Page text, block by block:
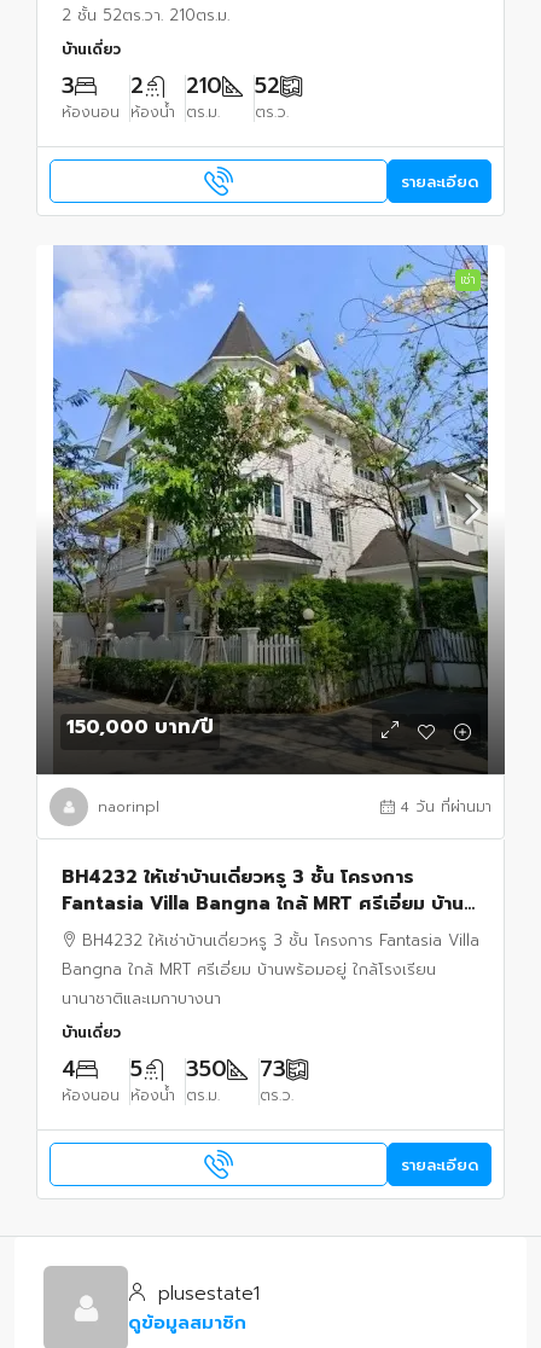
2 ชั้น 52ตร.วา. 210ตร.ม.
บ้านเดี่ยว
3
ห้องนอน
2
ห้องน้ำ
210
ตร.ม.
52
ตร.ว.
รายละเอียด
เช่า
150,000 บาท/ปี
naorinpl 4 วัน ที่ผ่านมา
BH4232 ให้เช่าบ้านเดี่ยวหรู 3 ชั้น โครงการ
Fantasia Villa Bangna ใกล้ MRT ศรีเอี่ยม บ้าน
พร้อมอยู่
BH4232 ให้เช่าบ้านเดี่ยวหรู 3 ชั้น โครงการ Fantasia Villa
Bangna ใกล้ MRT ศรีเอี่ยม บ้านพร้อมอยู่ ใกล้โรงเรียน
นานาชาติและเมกาบางนา
บ้านเดี่ยว
4
ห้องนอน
5
ห้องน้ำ
350
ตร.ม.
73
ตร.ว.
รายละเอียด
plusestate1
ดูข้อมูลสมาชิก